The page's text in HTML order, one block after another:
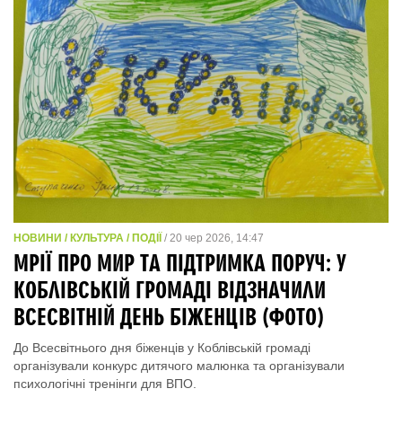
НОВИНИ / КУЛЬТУРА / ПОДІЇ / 20 чер 2026, 14:47
МРІЇ ПРО МИР ТА ПІДТРИМКА ПОРУЧ: У
КОБЛІВСЬКІЙ ГРОМАДІ ВІДЗНАЧИЛИ
ВСЕСВІТНІЙ ДЕНЬ БІЖЕНЦІВ (ФОТО)
До Всесвітнього дня біженців у Коблівській громаді
організували конкурс дитячого малюнка та організували
психологічні тренінги для ВПО.